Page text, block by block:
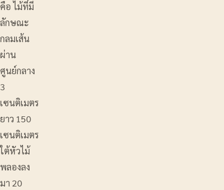
คือ ไม้ที่มี
ลักษณะ
กลมเส้น
ผ่าน
ศูนย์กลาง
3
เซนติเมตร
ยาว 150
เซนติเมตร
ใต้หัวไม้
พลองลง
มา 20